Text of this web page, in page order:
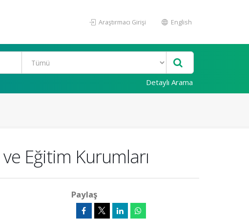
Araştırmacı Girişi English
Detaylı Arama
Eğitim Kurumları
Paylaş